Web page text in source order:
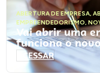
ABERTURA DE EMPRESA,
EMPREENDEDORISMO,
Vai abrir uma
funciona o
ACESSAR